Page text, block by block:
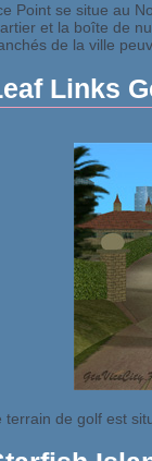
Point se situe au
et la boîte de
de la ville
Links
terrain de golf est